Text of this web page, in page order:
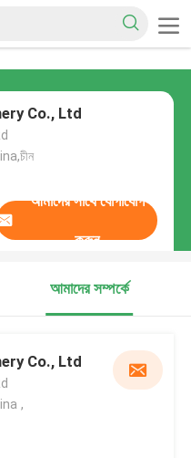
Co., Ltd
আমাদের সাথে যোগাযোগ
করুন
আমাদের সম্পর্কে
Co., Ltd
,